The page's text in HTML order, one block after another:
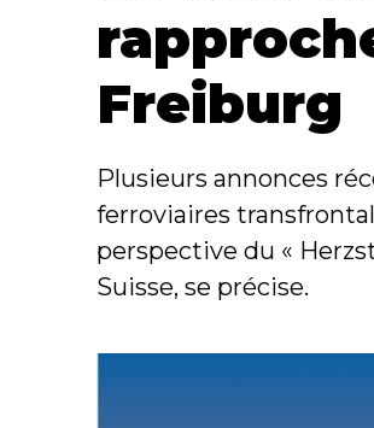
Freiburg
Plusieurs annonces
ferroviaires
perspective du «
Suisse, se précise.